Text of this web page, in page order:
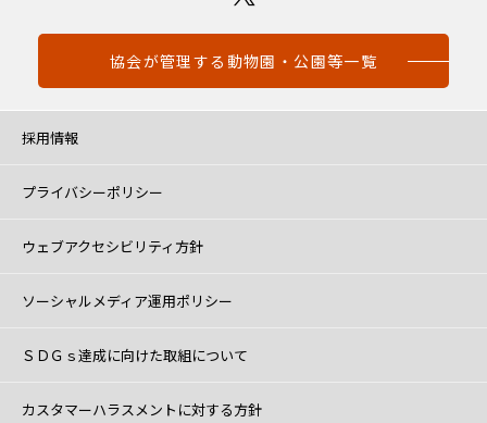
協会が管理する動物園・公園等一覧
採用情報
プライバシーポリシー
ウェブアクセシビリティ方針
ソーシャルメディア運用ポリシー
ＳＤＧｓ達成に向けた取組について
カスタマーハラスメントに対する方針